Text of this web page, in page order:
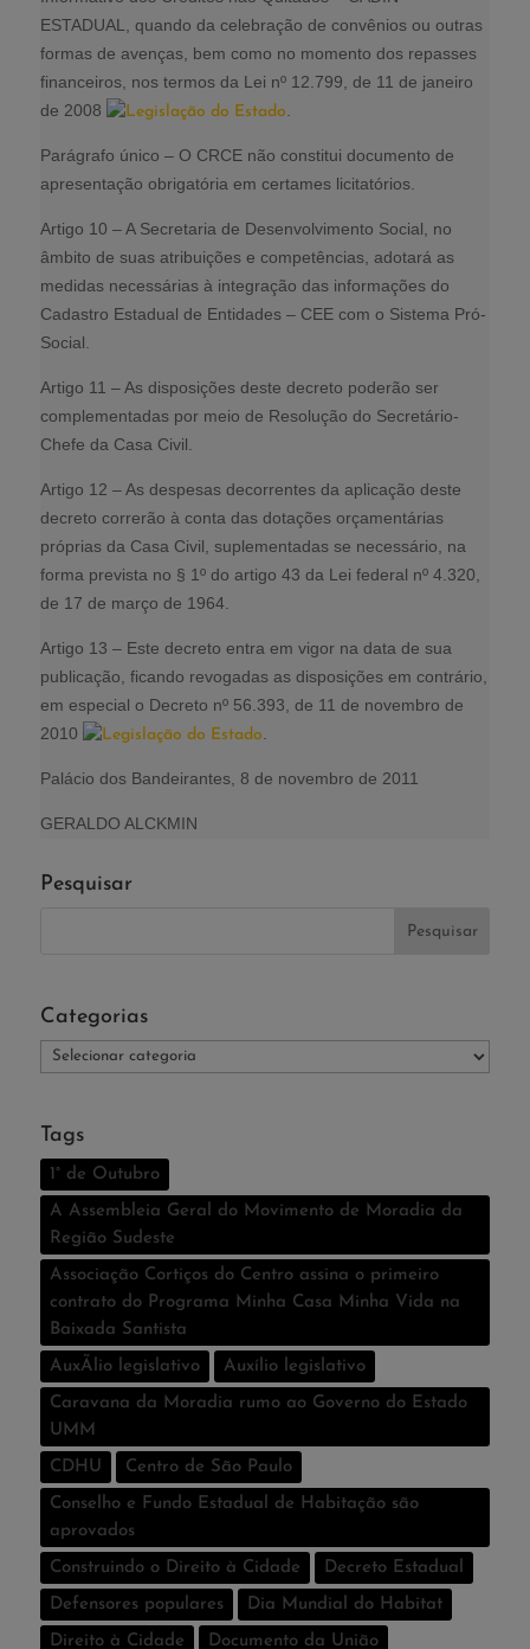
ESTADUAL, quando da celebração de convênios ou outras
formas de avenças, bem como no momento dos repasses
financeiros, nos termos da Lei nº 12.799, de 11 de janeiro
de 2008
Parágrafo único – O CRCE não constitui documento de
apresentação obrigatória em certames licitatórios.
Artigo 10 – A Secretaria de Desenvolvimento Social, no
âmbito de suas atribuições e competências, adotará as
medidas necessárias à integração das informações do
Cadastro Estadual de Entidades – CEE com o Sistema Pró-
Social.
Artigo 11 – As disposições deste decreto poderão ser
complementadas por meio de Resolução do Secretário-
Chefe da Casa Civil.
Artigo 12 – As despesas decorrentes da aplicação deste
decreto correrão à conta das dotações orçamentárias
próprias da Casa Civil, suplementadas se necessário, na
forma prevista no § 1º do artigo 43 da Lei federal nº 4.320,
de 17 de março de 1964.
Artigo 13 – Este decreto entra em vigor na data de sua
publicação, ficando revogadas as disposições em contrário,
em especial o Decreto nº 56.393, de 11 de novembro de
2010
Palácio dos Bandeirantes, 8 de novembro de 2011
GERALDO ALCKMIN
Pesquisar
Categorias
Categorias
Tags
1° de Outubro
A Assembleia Geral do Movimento de Moradia da
Região Sudeste
Associação Cortiços do Centro assina o primeiro
contrato do Programa Minha Casa Minha Vida na
Baixada Santista
AuxÃ­lio legislativo Auxí­lio legislativo
Caravana da Moradia rumo ao Governo do Estado
UMM
CDHU Centro de São Paulo
Conselho e Fundo Estadual de Habitação são
aprovados
Construindo o Direito à Cidade Decreto Estadual
Defensores populares Dia Mundial do Habitat
Direito à Cidade Documento da União